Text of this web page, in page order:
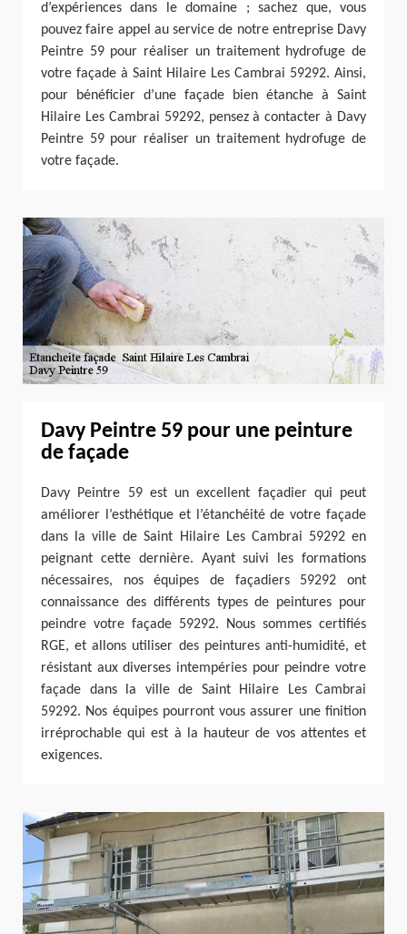
d’expériences dans le domaine ; sachez que, vous
pouvez faire appel au service de notre entreprise Davy
Peintre 59 pour réaliser un traitement hydrofuge de
votre façade à Saint Hilaire Les Cambrai 59292. Ainsi,
pour bénéficier d’une façade bien étanche à Saint
Hilaire Les Cambrai 59292, pensez à contacter à Davy
Peintre 59 pour réaliser un traitement hydrofuge de
votre façade.
Davy Peintre 59 pour une peinture
de façade
Davy Peintre 59 est un excellent façadier qui peut
améliorer l’esthétique et l’étanchéité de votre façade
dans la ville de Saint Hilaire Les Cambrai 59292 en
peignant cette dernière. Ayant suivi les formations
nécessaires, nos équipes de façadiers 59292 ont
connaissance des différents types de peintures pour
peindre votre façade 59292. Nous sommes certifiés
RGE, et allons utiliser des peintures anti-humidité, et
résistant aux diverses intempéries pour peindre votre
façade dans la ville de Saint Hilaire Les Cambrai
59292. Nos équipes pourront vous assurer une finition
irréprochable qui est à la hauteur de vos attentes et
exigences.